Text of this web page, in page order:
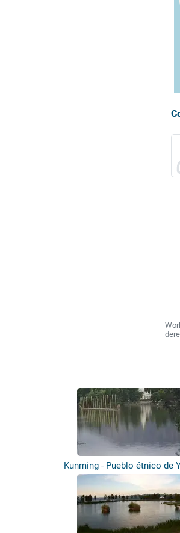
Kunming - Pueblo étnico de